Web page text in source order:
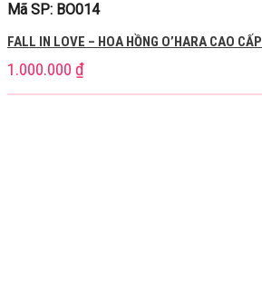
Mã SP: BO014
FALL IN LOVE – HOA HỒNG O’HARA CAO CẤP
1.000.000 ₫